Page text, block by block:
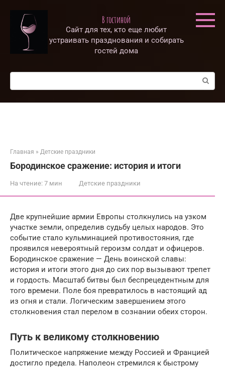
контенту
В гостиной
Сайт для тех, кто еще любит
устраивать празднования и собирать
гостей дома
Поиск:
Главная » Детские праздники
Бородинское сражение: история и итоги
На чтение: 7 мин Детские праздники
Две крупнейшие армии Европы столкнулись на узком
участке земли, определив судьбу целых народов. Это
событие стало кульминацией противостояния, где
проявился невероятный героизм солдат и офицеров.
Бородинское сражение — День воинской славы:
история и итоги этого дня до сих пор вызывают трепет
и гордость. Масштаб битвы был беспрецедентным для
того времени. Поле боя превратилось в настоящий ад
из огня и стали. Логическим завершением этого
столкновения стал перелом в сознании обеих сторон.
Путь к великому столкновению
Политическое напряжение между Россией и Францией
достигло предела. Наполеон стремился к быстрому